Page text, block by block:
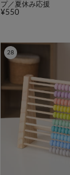
プ／夏休み応援
¥550
28